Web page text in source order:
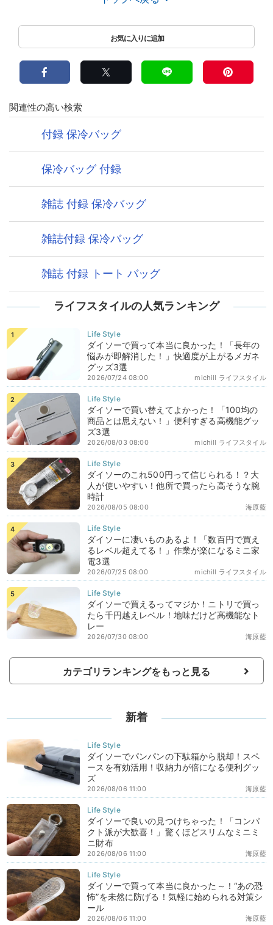
ライフスタイルの人気ランキング
ダイソーで買って本当に良かった！「長年の
悩みが即解消した！」快適度が上がるメガネ
グッズ3選
michill ライフスタイル
2026/07/24 08:00
ダイソーで買い替えてよかった！「100均の
商品とは思えない！」便利すぎる高機能グッ
ズ3選
michill ライフスタイル
2026/08/03 08:00
ダイソーのこれ500円って信じられる！？大
人が使いやすい！他所で買ったら高そうな腕
時計
海原藍
2026/08/05 08:00
ダイソーに凄いものあるよ！「数百円で買え
るレベル超えてる！」作業が楽になるミニ家
電3選
michill ライフスタイル
2026/07/25 08:00
ダイソーで買えるってマジか！ニトリで買っ
たら千円越えレベル！地味だけど高機能なト
レー
海原藍
2026/07/30 08:00
カテゴリランキングをもっと見る
新着
ダイソーでパンパンの下駄箱から脱却！スペ
ースを有効活用！収納力が倍になる便利グッ
ズ
海原藍
2026/08/06 11:00
ダイソーで良いの見つけちゃった！「コンパ
クト派が大歓喜！」驚くほどスリムなミニミ
ニ財布
海原藍
2026/08/06 11:00
ダイソーで買って本当に良かった～！“あの恐
怖”を未然に防げる！気軽に始められる対策シ
ール
海原藍
2026/08/06 11:00